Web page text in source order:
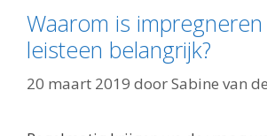
Waarom is impregneren
leisteen belangrijk?
20 maart 2019 doorSabine van